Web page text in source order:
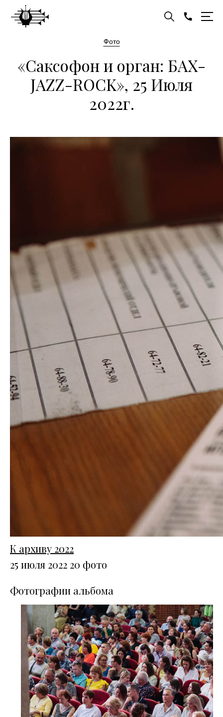
Фото
«Саксофон и орган: БАХ-
JAZZ-ROCK», 25 Июля
2022г.
К архиву 2022
25 июля 2022 20 фото
Фотографии альбома